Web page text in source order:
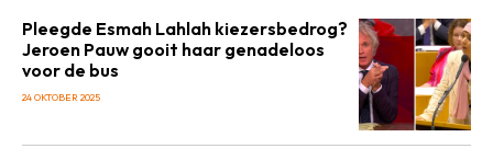
Pleegde Esmah Lahlah kiezersbedrog?
Jeroen Pauw gooit haar genadeloos
voor de bus
24 OKTOBER 2025